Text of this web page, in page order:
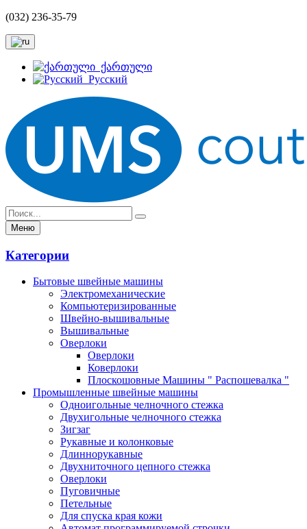
(032) 236-35-79
ქართული
Русский
Меню
Категории
Бытовые швейные машины
Электромеханические
Компьютеризированные
Швейно-вышивальные
Вышивальные
Оверлоки
Оверлоки
Коверлоки
Плоскошовные Машины " Распошевалка "
Промышленные швейные машины
Одноигольные челночного стежка
Двухигольные челночного стежка
Зигзаг
Рукавные и колонковые
Длиннорукавные
Двухниточного цепного стежка
Оверлоки
Пуговичные
Петельные
Для спуска края кожи